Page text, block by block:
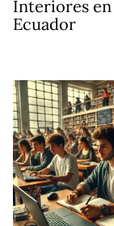
Interiores en
Ecuador